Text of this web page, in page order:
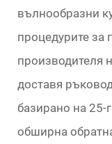
вълнообразни
процедурите за
производителя
доставя
базирано на 25-
обширна